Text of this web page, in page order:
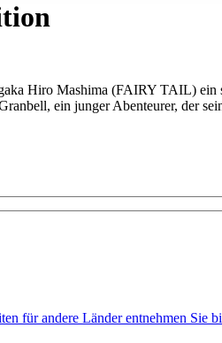
Hiro Mashima (FAIRY TAIL)
ein junger Abenteurer, der
für andere Länder entnehmen Sie